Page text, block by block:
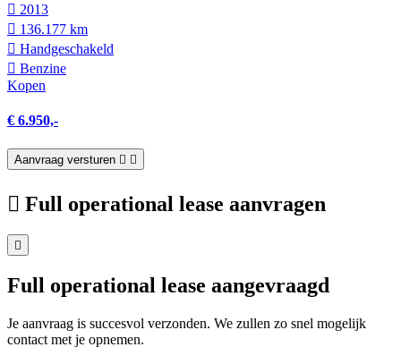
2013
136.177 km
Hand­geschakeld
Benzine
Kopen
€ 6.950,-
Aanvraag versturen
Full operational lease aanvragen
Full operational lease aangevraagd
Je aanvraag is succesvol verzonden. We zullen zo snel mogelijk
contact met je opnemen.